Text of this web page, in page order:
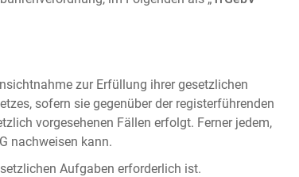
zur Erfüllung ihrer gesetzlichen
sofern sie gegenüber der registerführenden
vorgesehenen Fällen erfolgt. Ferner jedem,
nachweisen kann.
Aufgaben erforderlich ist.